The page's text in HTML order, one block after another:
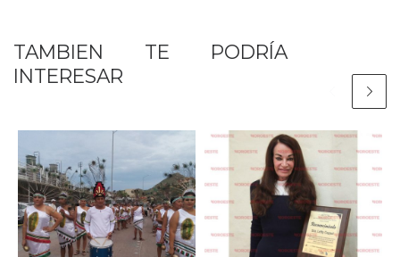
TAMBIEN TE PODRÍA
INTERESAR